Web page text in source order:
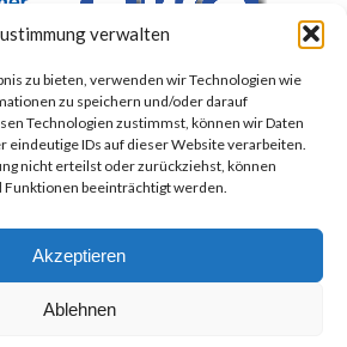
verwalten
zu bieten, verwenden wir Technologien wie
zu speichern und/oder darauf
Technologien zustimmst, können wir Daten
eindeutige IDs auf dieser Website verarbeiten.
nicht erteilst oder zurückziehst, können
beeinträchtigt werden.
Akzeptieren
Ablehnen